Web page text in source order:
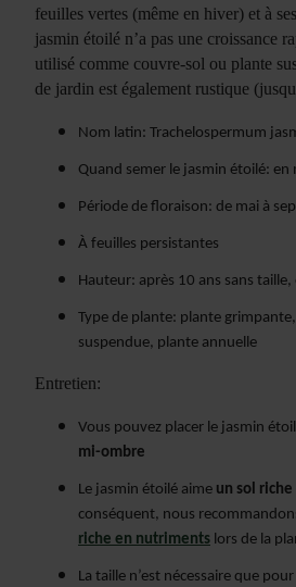
feuilles vertes (même en hiver) et à
jasmin étoilé n’a pas une croissance
utilisé comme couvre-sol ou plante
de jardin est également rustique
Nom latin: Trachelospermum
Quand semer le jasmin étoilé: en
Période de floraison: de mai à
À feuilles persistantes
Hauteur: après 10 ans sans
Type de plante: plante
suspendue, plante annuelle
Entretien:
Vous pouvez placer le jasmin
mi-ombre
Le jasmin étoilé aime un sol
conséquent, nous
riche en nutriments lors de la
La taille n’est nécessaire que